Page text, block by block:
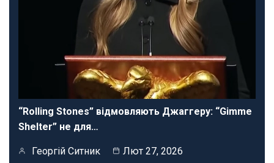
“Rolling Stones” відмовляють Джаггеру: “Gimme
Shelter” не для…
Георгій Ситник Лют 27, 2026